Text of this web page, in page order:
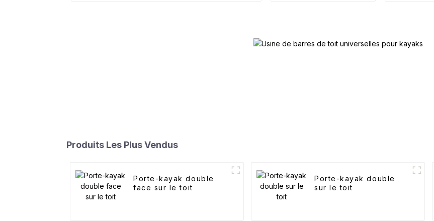
Produits Les Plus Vendus
Porte-kayak double
face sur le toit
Porte-kayak double
sur le toit